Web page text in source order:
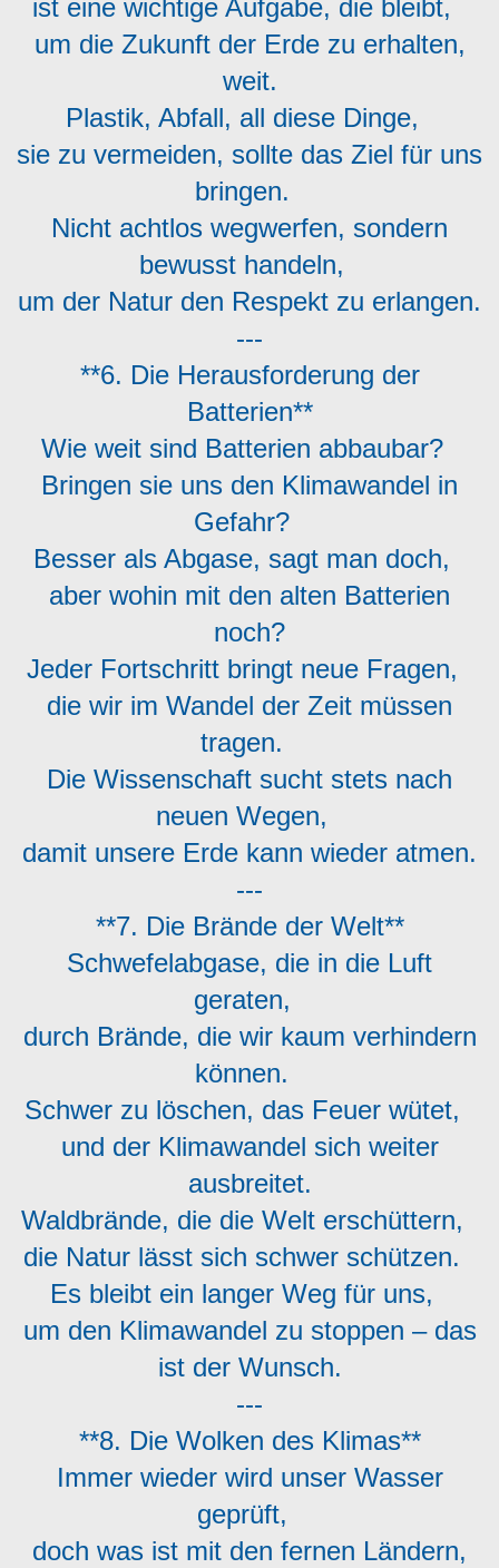
ist eine wichtige Aufgabe, die bleibt,
um die Zukunft der Erde zu erhalten,
weit.
Plastik, Abfall, all diese Dinge,
sie zu vermeiden, sollte das Ziel für uns
bringen.
Nicht achtlos wegwerfen, sondern
bewusst handeln,
um der Natur den Respekt zu erlangen.
---
**6. Die Herausforderung der
Batterien**
Wie weit sind Batterien abbaubar?
Bringen sie uns den Klimawandel in
Gefahr?
Besser als Abgase, sagt man doch,
aber wohin mit den alten Batterien
noch?
Jeder Fortschritt bringt neue Fragen,
die wir im Wandel der Zeit müssen
tragen.
Die Wissenschaft sucht stets nach
neuen Wegen,
damit unsere Erde kann wieder atmen.
---
**7. Die Brände der Welt**
Schwefelabgase, die in die Luft
geraten,
durch Brände, die wir kaum verhindern
können.
Schwer zu löschen, das Feuer wütet,
und der Klimawandel sich weiter
ausbreitet.
Waldbrände, die die Welt erschüttern,
die Natur lässt sich schwer schützen.
Es bleibt ein langer Weg für uns,
um den Klimawandel zu stoppen – das
ist der Wunsch.
---
**8. Die Wolken des Klimas**
Immer wieder wird unser Wasser
geprüft,
doch was ist mit den fernen Ländern,